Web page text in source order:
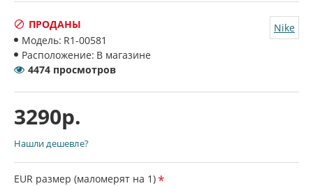
3290р.
ПРОДАНЫ
Модель: R1-00581
Расположение: В магазине
Nike
4474 просмотров
EUR размер (маломерят на 1)
Нашли дешевле?